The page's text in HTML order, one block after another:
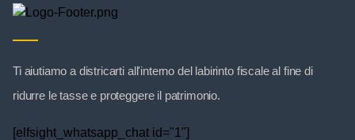
Ti aiutiamo a districarti all'interno del labirinto fiscale al fine di
ridurre le tasse e proteggere il patrimonio.
[elfsight_whatsapp_chat id="1"]